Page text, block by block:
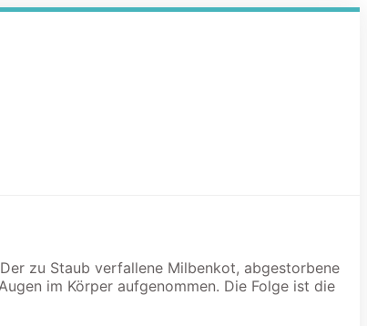
zu Staub verfallene Milbenkot, abgestorbene
im Körper aufgenommen. Die Folge ist die